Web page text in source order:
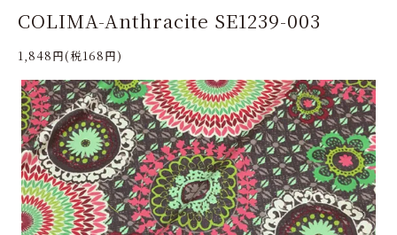
ご利用ガイド
プライバシーポリシー
特定商取引に基づく表記
COLIMA-Anthracite SE1239-003
1,848円(税168円)